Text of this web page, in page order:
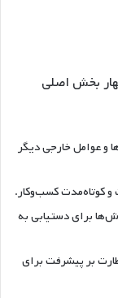
بخش اصلی
و عوامل خارجی دیگر
کوتاه‌مدت کسب‌وکار.
برای دستیابی به
بر پیشرفت برای